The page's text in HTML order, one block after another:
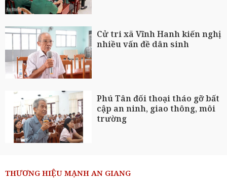
Cử tri xã Vĩnh Hanh kiến nghị
nhiều vấn đề dân sinh
Phú Tân đối thoại tháo gỡ bất
cập an ninh, giao thông, môi
trường
THƯƠNG HIỆU MẠNH AN GIANG